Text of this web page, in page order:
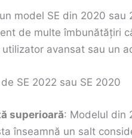
model SE din 2020
de multe îmbunătățiri
avansat sau un
SE 2022 sau SE 2020
superioară: Modelul din
înseamnă un salt